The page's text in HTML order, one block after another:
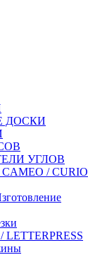
ДОСКИ
УГЛОВ
/ CURIO